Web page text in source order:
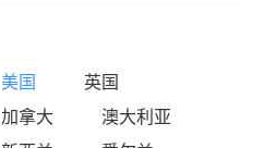
美国
英国
加拿大
澳大利亚